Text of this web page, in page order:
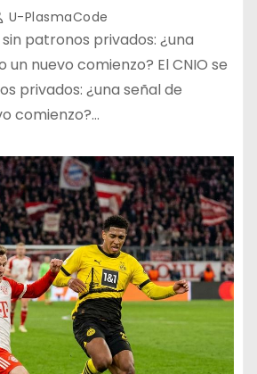
U-PlasmaCode
sin patronos privados: ¿una
un nuevo comienzo? El CNIO se
privados: ¿una señal de
comienzo?…